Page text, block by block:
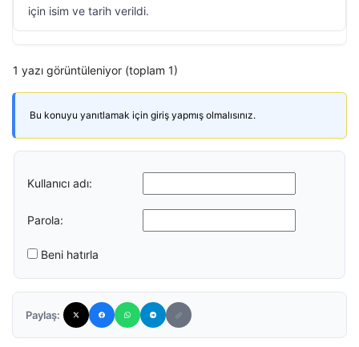
için isim ve tarih verildi.
1 yazı görüntüleniyor (toplam 1)
Bu konuyu yanıtlamak için giriş yapmış olmalısınız.
Kullanıcı adı:
Parola:
Beni hatırla
Paylaş: